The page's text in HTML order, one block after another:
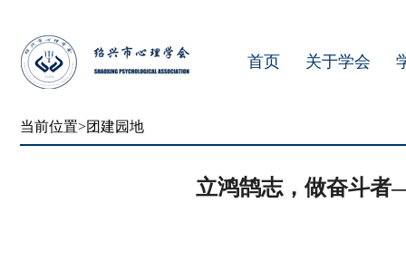
首页 关于学会
当前位置>团建园地
立鸿鹄志，做奋斗者